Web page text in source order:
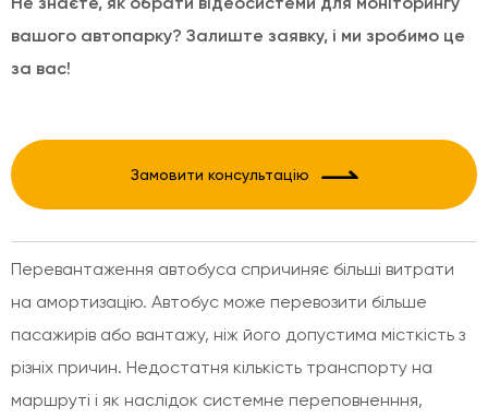
вашого автопарку? Залиште заявку, і ми зробимо це
за вас!
Замовити консультацію
Перевантаження автобуса спричиняє більші витрати
на амортизацію. Автобус може перевозити більше
пасажирів або вантажу, ніж його допустима місткість з
різніх причин. Недостатня кількість транспорту на
маршруті і як наслідок системне переповненння,